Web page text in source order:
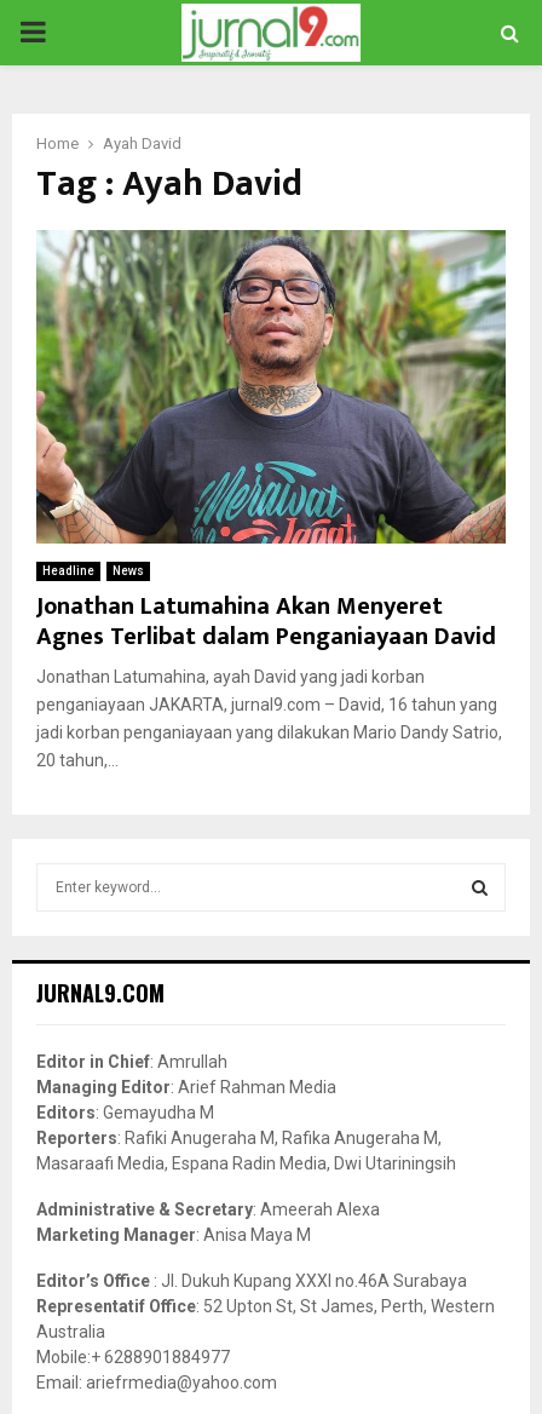
PRIMARY
Home Ayah David
Tag : Ayah David
Headline News
Jonathan Latumahina Akan Menyeret
Agnes Terlibat dalam Penganiayaan David
Jonathan Latumahina, ayah David yang jadi korban
penganiayaan JAKARTA, jurnal9.com – David, 16 tahun yang
jadi korban penganiayaan yang dilakukan Mario Dandy Satrio,
20 tahun,...
h
o
r
:
JURNAL9.COM
Editor in Chief: Amrullah
Managing Editor: Arief Rahman Media
Editors: Gemayudha M
Reporters: Rafiki Anugeraha M, Rafika Anugeraha M,
Masaraafi Media, Espana Radin Media, Dwi Utariningsih
Administrative & Secretary: Ameerah Alexa
Marketing Manager: Anisa Maya M
Editor’s Office : Jl. Dukuh Kupang XXXI no.46A Surabaya
Representatif Office: 52 Upton St, St James, Perth, Western
Australia
Mobile:+ 6288901884977
Email: ariefrmedia@yahoo.com